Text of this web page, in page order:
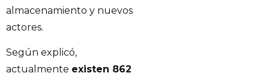
almacenamiento y nuevos
actores.
Según explicó,
actualmente existen 862